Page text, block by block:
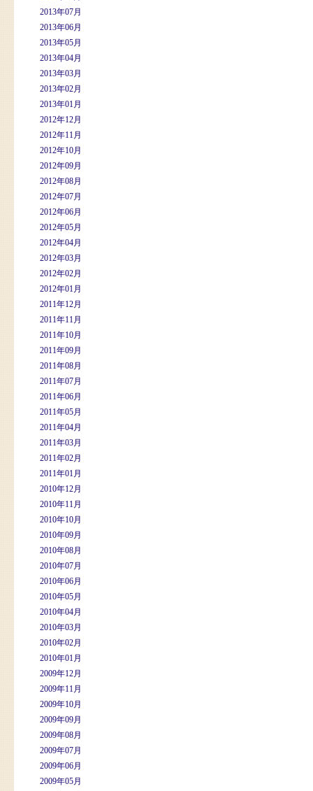
2013年07月
2013年06月
2013年05月
2013年04月
2013年03月
2013年02月
2013年01月
2012年12月
2012年11月
2012年10月
2012年09月
2012年08月
2012年07月
2012年06月
2012年05月
2012年04月
2012年03月
2012年02月
2012年01月
2011年12月
2011年11月
2011年10月
2011年09月
2011年08月
2011年07月
2011年06月
2011年05月
2011年04月
2011年03月
2011年02月
2011年01月
2010年12月
2010年11月
2010年10月
2010年09月
2010年08月
2010年07月
2010年06月
2010年05月
2010年04月
2010年03月
2010年02月
2010年01月
2009年12月
2009年11月
2009年10月
2009年09月
2009年08月
2009年07月
2009年06月
2009年05月